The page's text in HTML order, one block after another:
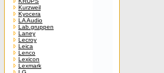
Kurzweil
Kyocera
LA Audio
Lab.gruppen
Laney
Lecroy
Leica
Lenco
Lexicon
Lexmark